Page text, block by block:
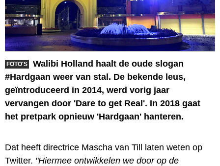
FOTO'S
Walibi Holland haalt de oude slogan
#Hardgaan weer van stal. De bekende leus,
geïntroduceerd in 2014, werd vorig jaar
vervangen door 'Dare to get Real'. In 2018 gaat
het pretpark opnieuw 'Hardgaan' hanteren.
Dat heeft directrice Mascha van Till laten weten op
Twitter. "Hiermee ontwikkelen we door op de